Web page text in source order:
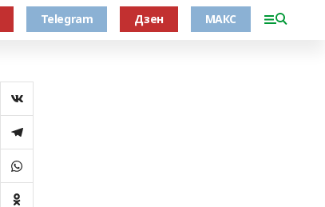
Telegram Дзен МАКС